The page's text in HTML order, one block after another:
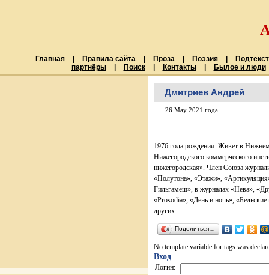
Главная Правила сайта Проза Поэзия
Подтекст
партнёры
Поиск Контакты Былое и люди
Дмитриев Андрей
26 May 2021 года
1976 года рождения. Живет в
Нижегородского коммерческого
нижегородская». Член Союза
«Полутона», «Этажи»,
Гильгамеш», в журналах «Нева»,
«Prosōdia», «День и ночь»,
других.
Поделиться…
No template variable for tags was
Вход
Логин: